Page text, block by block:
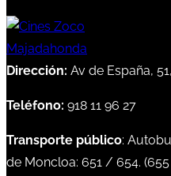
Dirección: Av de España,
Teléfono: 918 11 96 27
Transporte público:
de Moncloa: 651 / 654. (655